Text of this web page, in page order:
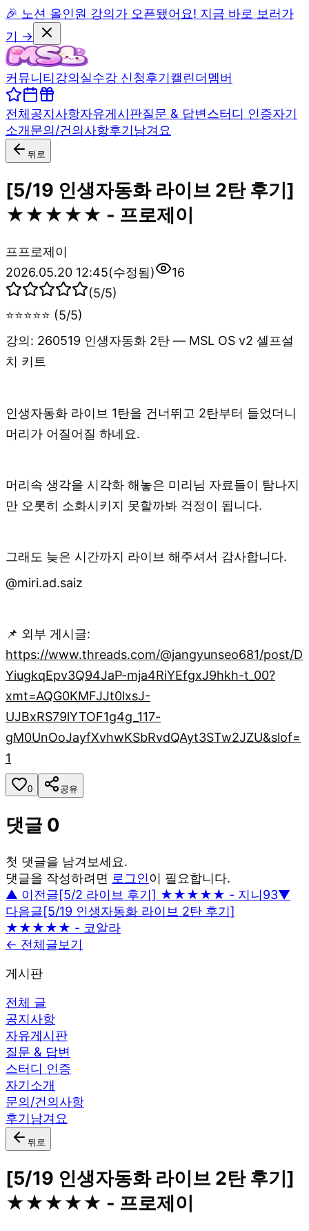
🎉 노션 올인원 강의가 오픈됐어요! 지금 바로 보러가
기 →
커뮤니티강의실수강 신청후기캘린더멤버
전체공지사항자유게시판질문 & 답변스터디 인증자기
소개문의/건의사항후기남겨요
뒤로
[5/19 인생자동화 라이브 2탄 후기]
★★★★★ - 프로제이
프프로제이
2026.05.20 12:45(수정됨)
16
(5/5)
⭐⭐⭐⭐⭐ (5/5)
강의: 260519 인생자동화 2탄 — MSL OS v2 셀프설
치 키트
인생자동화 라이브 1탄을 건너뛰고 2탄부터 들었더니
머리가 어질어질 하네요.
머리속 생각을 시각화 해놓은 미리님 자료들이 탐나지
만 오롯히 소화시키지 못할까봐 걱정이 됩니다.
그래도 늦은 시간까지 라이브 해주셔서 감사합니다.
@miri.ad.saiz
📌 외부 게시글:
https://www.threads.com/@jangyunseo681/post/D
YiugkqEpv3Q94JaP-mja4RiYEfgxJ9hkh-t_00?
xmt=AQG0KMFJJt0lxsJ-
UJBxRS79lYTOF1g4g_117-
gM0UnOoJayfXvhwKSbRvdQAyt3STw2JZU&slof=
1
0 공유
댓글 0
첫 댓글을 남겨보세요.
댓글을 작성하려면 로그인이 필요합니다.
▲ 이전글[5/2 라이브 후기] ★★★★★ - 지니93▼
다음글[5/19 인생자동화 라이브 2탄 후기]
★★★★★ - 코알라
← 전체글보기
게시판
전체 글
공지사항
자유게시판
질문 & 답변
스터디 인증
자기소개
문의/건의사항
후기남겨요
뒤로
[5/19 인생자동화 라이브 2탄 후기]
★★★★★ - 프로제이